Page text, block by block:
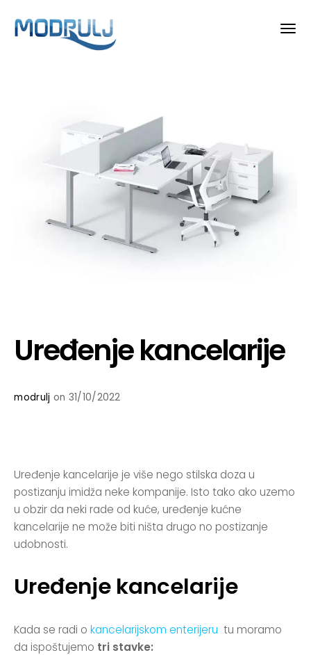
Uređenje kancelarije
modrulj on 31/10/2022
Uređenje kancelarije je više nego stilska doza u
postizanju imidža neke kompanije. Isto tako ako uzemo
u obzir da neki rade od kuće, uređenje kućne
kancelarije ne može biti ništa drugo no postizanje
udobnosti.
Uređenje kancelarije
Kada se radi okancelarijskom enterijerutu moramo
da ispoštujemo tri stavke: